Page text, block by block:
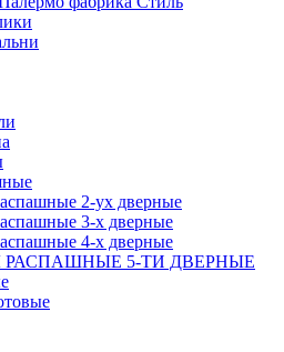
2-ух дверные
3-х дверные
4-х дверные
5-ТИ ДВЕРНЫЕ